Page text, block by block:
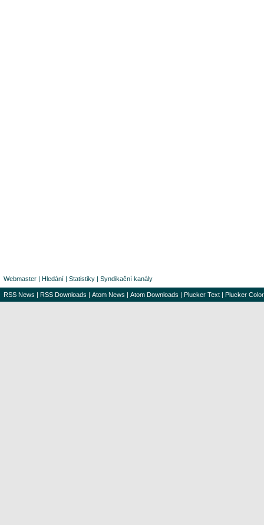
Webmaster | Hledání | Statistiky | Syndikační kanály
RSS News | RSS Downloads | Atom News | Atom Downloads | Plucker Text | Plucker Color